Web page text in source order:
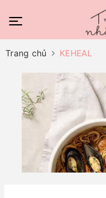
Trang chủ KEHEAL